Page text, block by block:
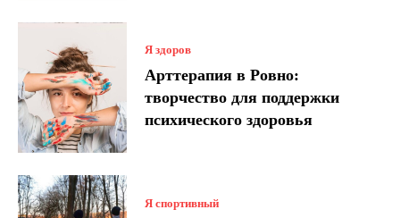
Я здоров
Арттерапия в Ровно:
творчество для поддержки
психического здоровья
Я спортивный